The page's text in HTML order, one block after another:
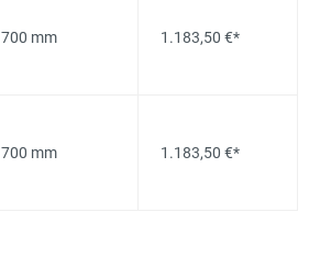
700 mm 1.183,50 €*
700 mm 1.183,50 €*